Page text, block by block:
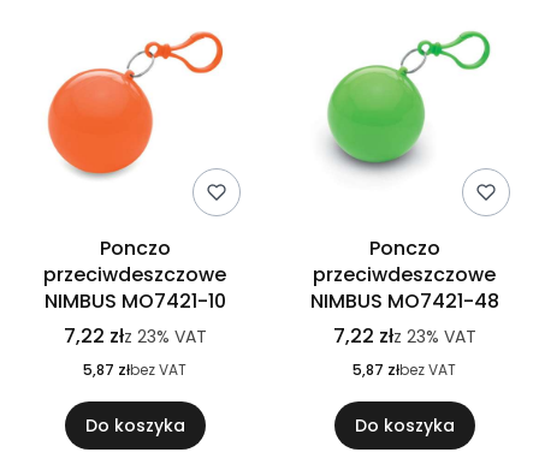
Ponczo
przeciwdeszczowe
NIMBUS MO7421-10
7,22 złz 23% VAT
5,87 złbez VAT
Do koszyka
Ponczo
przeciwdeszczowe
NIMBUS MO7421-48
7,22 złz 23% VAT
5,87 złbez VAT
Do koszyka